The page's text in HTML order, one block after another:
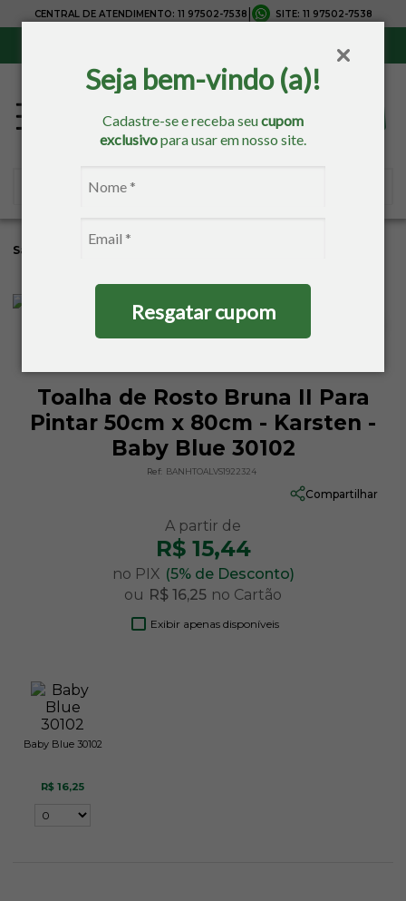
Seja bem-vindo (a)!
Cadastre-se e receba seucupom
exclusivopara usar em nosso site.
Resgatar cupom
CENTRAL DE ATENDIMENTO: 11 97502-7538 SITE: 11 97502-7538
Sacaria
Toalha de Rosto Bruna II Para
Pintar 50cm x 80cm - Karsten -
Baby Blue 30102
Ref: BANHTOALVS1922324
Compartilhar
R$ 15,44
no PIX (5% de Desconto)
ou R$ 16,25 no Cartão
Exibir apenas disponíveis
Baby Blue 30102
R$ 16,25